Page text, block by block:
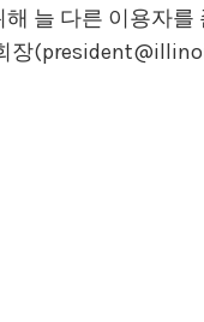
늘 다른 이용자
장